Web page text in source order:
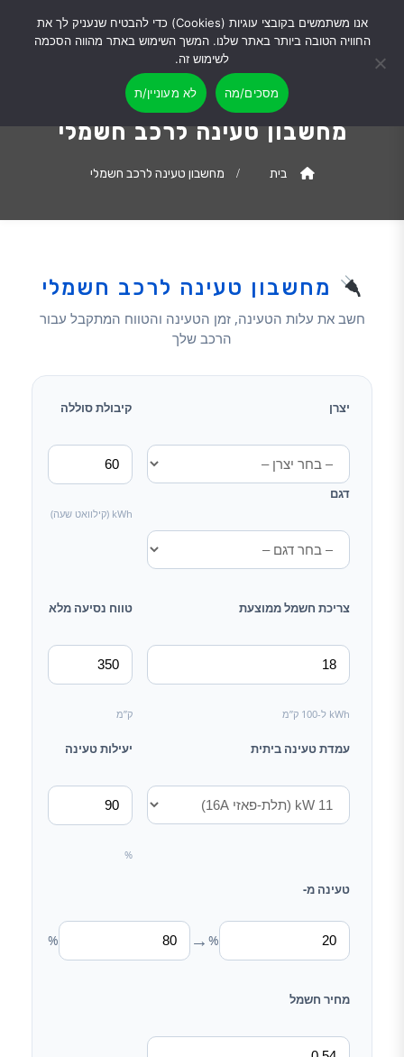
מחשבון טעינה לרכב חשמלי
בית מחשבון טעינה לרכב חשמלי
מחשבון טעינה לרכב חשמלי
חשב את עלות הטעינה, זמן הטעינה והטווח המתקבל עבור
הרכב שלך
יצרן
דגם
קיבולת סוללה
kWh (קילוואט שעה)
צריכת חשמל ממוצעת
kWh ל-100 ק”מ
טווח נסיעה מלא
ק”מ
עמדת טעינה ביתית יעילות טעינה
%
טעינה מ-
%
→
%
מחיר חשמל
אנו משתמשים בקובצי עוגיות (Cookies) כדי להבטיח שנעניק לך את
החוויה הטובה ביותר באתר שלנו. המשך השימוש באתר מהווה הסכמה
לשימוש זה.
מסכים/מה לא מעוניין/ת